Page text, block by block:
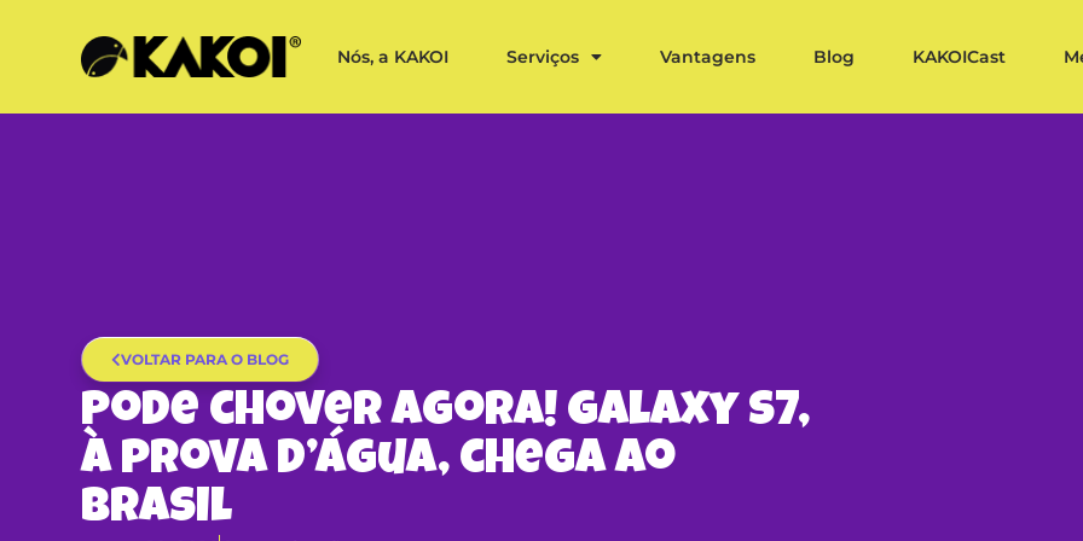
Nós, a KAKOI Serviços Vantagens Blog KAKOICast
VOLTAR PARA O BLOG
Pode chover agora! Galaxy S7,
à prova d’água, chega ao
Brasil